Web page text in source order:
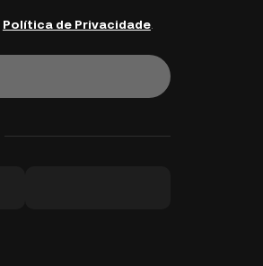
Política de Privacidade.